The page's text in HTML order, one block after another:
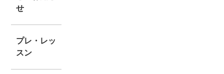
せ
プレ・レッ
スン